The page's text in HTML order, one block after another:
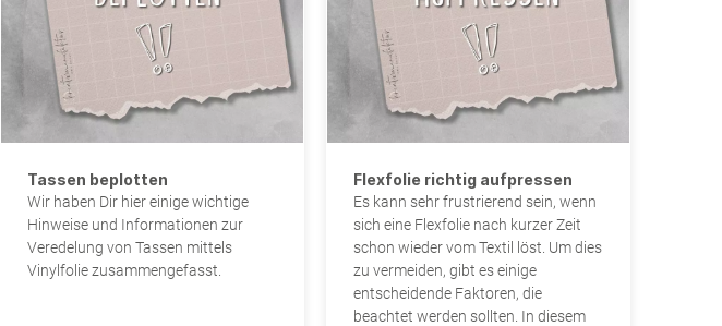
Sonstiges
Farbkarten
FOLIENBUNDLES
Jahreszeiten Bundles
Startersets
PlotterExpedition
SUBLI PAPIER
Watercolor
Motive
ROHLINGE ZUM BASTELN
Verpackung
Acryl
Dosen
Sonstiges
KLEBER, SCHERE & CO.
Werkzeuge & Tools
Kleber
Tassen beplotten
Wir haben Dir hier einige wichtige
Hinweise und Informationen zur
Veredelung von Tassen mittels
Vinylfolie zusammengefasst.
Flexfolie richtig aufpressen
Es kann sehr frustrierend sein, wenn
sich eine Flexfolie nach kurzer Zeit
schon wieder vom Textil löst. Um dies
zu vermeiden, gibt es einige
entscheidende Faktoren, die
beachtet werden sollten. In diesem